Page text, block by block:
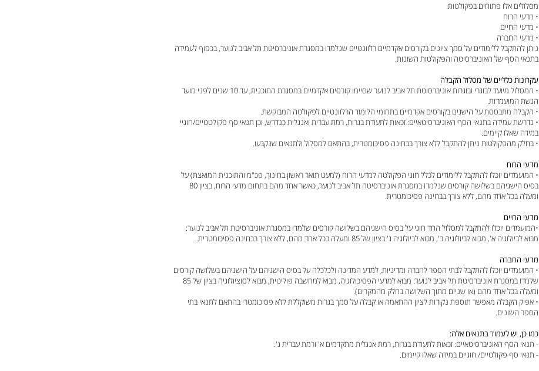
מסלולים אלו פתוחים בפקולטות:
• מדעי הרוח
• מדעי החיים
• מדעי החברה
ניתן להתקבל ללימודים על סמך ציונים בקורסים אקדמיים רלוונטיים שנלמדו במסגרת אוניברסיטת תל אביב לנוער, בכפוף לעמידה
בתנאי הסף של האוניברסיטה והפקולטות השונות.
עקרונות כלליים של מסלול הקבלה
• המסלול מיועד לבוגרי ובוגרות אוניברסיטת תל אביב לנוער שסיימו קורסים אקדמיים במסגרת התוכנית, עד 10 שנים לפני מועד
הגשת המועמדות.
• הקבלה מתבססת על הישגים בקורסים אקדמיים בתחומי הלימוד הרלוונטיים לפקולטה המבוקשת.
• נדרשת עמידה בתנאי הסף האוניברסיטאיים: זכאות לתעודת בגרות, רמת עברית ואנגלית כנדרש, וכן תנאי סף פקולטטיים/חוגיי
במידה שאלו קיימים.
• בחלק מהפקולטות ניתן להתקבל ללא צורך בבחינה פסיכומטרית, בהתאם למסלול ולתנאים שנקבעו.
מדעי הרוח
• המועמדים יוכלו להתקבל ללימודים לכלל חוגי הפקולטה למדעי הרוח (למעט תואר ראשון בחינוך, פכ"מ והתוכנית המואצת) על
בסיס הישגיהם בשלושה קורסים שנלמדו במסגרת אוניברסיטה תל אביב לנוער, כאשר אחד מהם בתחום מדעי הרוח, בציון 80
ומעלה בכל אחד מהם, ללא צורך בבחינה פסיכומטרית.
מדעי החיים
•המועמדים יוכלו להתקבל למסלול החד חוגי על בסיס הישגיהם בשלושה קורסים שלמדו במסגרת אוניברסיטת תל אביב לנוער:
מבוא לביולוגיה א', מבוא לביולוגיה ב', מבוא לביולוגיה ג' בציון של 85 ומעלה בכל אחד מהם, ללא צורך בבחינה פסיכומטרית.
מדעי החברה
• המועמדים יוכלו להתקבל לבתי הספר לחברה ומדיניות, למדע המדינה ולכלכלה על בסיס הישגיהם על הישגיהם בשלושה קורסים
שלמדו במסגרת אוניברסיטת תל אביב לנוער: מבוא למדעי הפסיכולוגיה, מבוא למחשבה פוליטית, מבוא לסוציולוגיה בציון של 85
ומעלה בכל אחד מהם (או שניים מתוך השלושה בחלק מהמקרים).
• אפיק הקבלה מאפשר תוספת נקודות לציון ההתאמה או קבלה על סמך בגרות משוקללת ללא פסיכומטרי בהתאם לתנאי בתי
הספר השונים.
כמו כן, יש לעמוד בתנאים אלה:
- תנאי הסף האוניברסיטאיים: זכאות לתעודת בגרות, רמת אנגלית מתקדמים א' ורמת עברית ג'.
- תנאי סף פקולטיים/ חוגיים במידה שאלו קיימים.